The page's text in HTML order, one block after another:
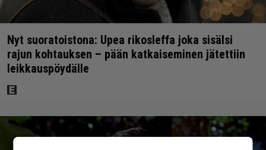
Nyt suoratoistona: Upea rikosleffa joka sisälsi
rajun kohtauksen – pään katkaiseminen jätettiin
leikkauspöydälle